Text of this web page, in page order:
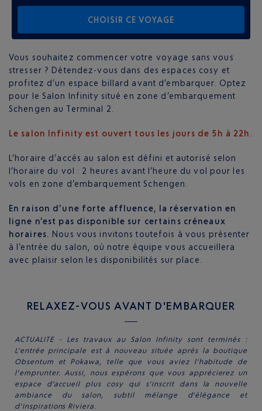
Vous souhaitez commencer votre voyage sans vous
stresser ? Détendez-vous dans des espaces cosy et
profitez d’un espace billard avant d’embarquer. Optez
pour le Salon Infinity situé en zone d’embarquement
Schengen au Terminal 2.
Le salon Infinity est ouvert tous les jours de 5h à 22h.
L’horaire d’accès au salon est défini et autorisé selon
l’horaire du vol : 2 heures avant l’heure du vol pour les
vols en zone d’embarquement Schengen.
En raison d’une forte affluence, la réservation en
ligne n’est pas disponible sur certains créneaux
horaires. Nous vous invitons toutefois à vous présenter
à l’entrée du salon, où notre équipe vous accueillera
avec plaisir selon les disponibilités sur place.
RELAXEZ-VOUS AVANT D'EMBARQUER
ACTUALITE - Les travaux au Salon Infinity sont terminés :
L'entrée principale est à nouveau située après la boutique
Obsentum et Pokawa, telle que vous aviez l'habitude de
l'emprunter. Aussi, nous espérons que vous apprécierez un
espace d'accueil plus cosy qui s'inscrit dans la nouvelle
ambiance du salon, subtil mélange d'élégance et
d'inspirations Riviera.
CHOISIR CE VOYAGE